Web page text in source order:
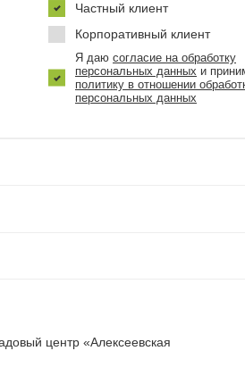
центр «Алексеевская
Частный клиент
Корпоративный клиент
Я даю согласие на обработку
персональных данных и
политику в отношении
персональных данных